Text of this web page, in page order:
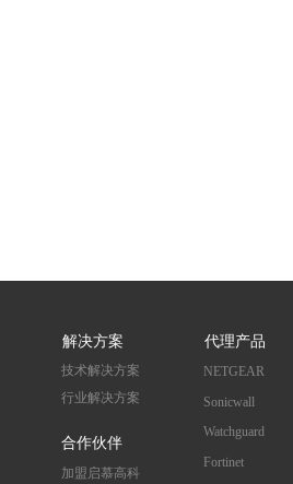
解决方案
技术解决方案
行业解决方案
合作伙伴
加盟启慕高科
代理产品
NETGEAR
Sonicwall
Watchguard
Fortinet